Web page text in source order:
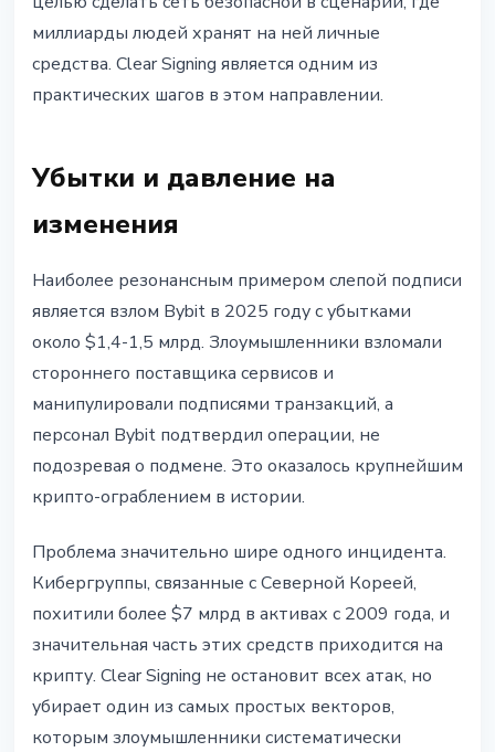
миллиарды людей хранят на ней личные
средства. Clear Signing является одним из
практических шагов в этом направлении.
Убытки и давление на
изменения
Наиболее резонансным примером слепой подписи
является взлом Bybit в 2025 году с убытками
около $1,4-1,5 млрд. Злоумышленники взломали
стороннего поставщика сервисов и
манипулировали подписями транзакций, а
персонал Bybit подтвердил операции, не
подозревая о подмене. Это оказалось крупнейшим
крипто-ограблением в истории.
Проблема значительно шире одного инцидента.
Кибергруппы, связанные с Северной Кореей,
похитили более $7 млрд в активах с 2009 года, и
значительная часть этих средств приходится на
крипту. Clear Signing не остановит всех атак, но
убирает один из самых простых векторов,
которым злоумышленники систематически